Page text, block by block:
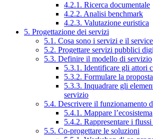
4.2.1. Ricerca documentale
4.2.2. Analisi benchmark
4.2.3. Valutazione euristica
5. Progettazione dei servizi
5.1. Cosa sono i servizi e il
5.2. Progettare servizi pubblici
5.3. Definire il modello di servizio
5.3.1. Identificare gli attori
5.3.2. Formulare la
5.3.3. Inquadrare gli
servizio
5.4. Descrivere il funzionamento
5.4.1. Mappare l’ecosistema
5.4.2. Rappresentare i
5.5. Co-progettare le soluzioni